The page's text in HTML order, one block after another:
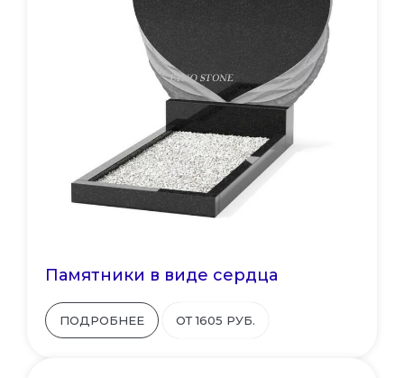
Памятники в виде сердца
ПОДРОБНЕЕ ОТ 1605 РУБ.